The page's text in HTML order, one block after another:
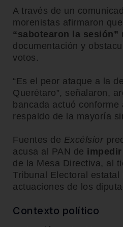
A través de un
morenistas afirmaron
“sabotearon la sesión”
documentación y
votos.
“Es el peor ataque a la
Querétaro”, señalaron,
bancada actuó conforme
respaldo de la mayoría
Fuentes de Excélsior
acusa al PAN de
de la Mesa Directiva, al
Tribunal Electoral estatal
actuaciones de los
Contexto político